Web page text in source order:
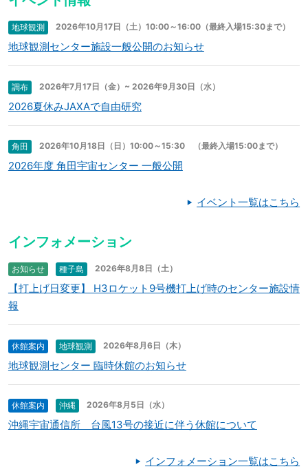
地球観測 2026年10月17日（土）10:00～16:00（最終入場15:30まで）
地球観測センター施設一般公開のお知らせ
調布 2026年7月17日（金）~ 2026年9月30日（水）
2026夏休みJAXAで自由研究
角田 2026年10月18日（日）10:00～15:30 （最終入場15:00まで）
2026年度 角田宇宙センター 一般公開
イベント一覧はこちら
インフォメーション
お知らせ 種子島 2026年8月8日（土）
【打上げ日変更】 H3ロケット9号機打上げ時のセンター施設情
報
休館案内 地球観測 2026年8月6日（木）
地球観測センター 臨時休館のお知らせ
休館案内 沖縄 2026年8月5日（水）
沖縄宇宙通信所 台風13号の接近に伴う休館について
インフォメーション一覧はこちら